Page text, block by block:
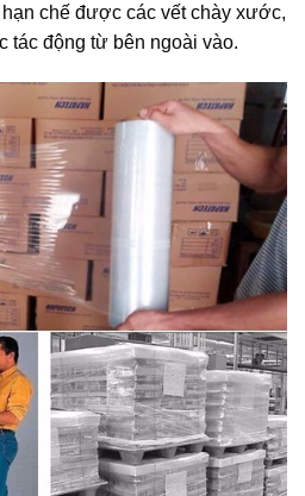
chế được các vết chày xước,
tác động từ bên ngoài vào.